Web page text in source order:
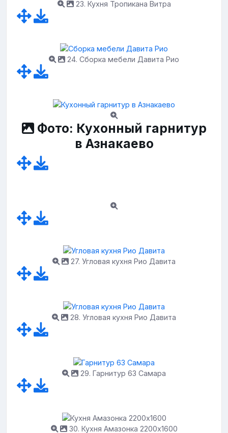
23. Кухня Тропикана Витра
24. Сборка мебели Давита Рио
Фото: Кухонный гарнитур
в Азнакаево
27. Угловая кухня Рио Давита
28. Угловая кухня Рио Давита
29. Гарнитур 63 Самара
30. Кухня Амазонка 2200х1600